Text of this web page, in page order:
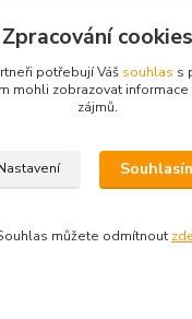
podpora
Zpracování cookies
potřebují Váš souhlas s
mohli zobrazovat informace
zájmů.
můžete odmítnout